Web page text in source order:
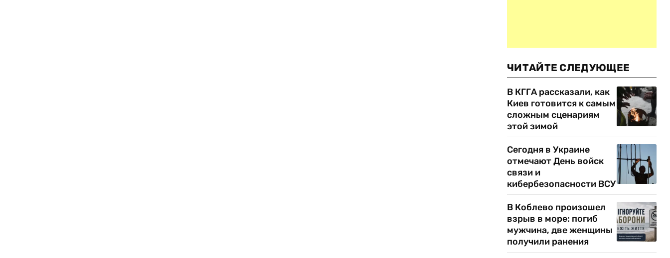
ЧИТАЙТЕ СЛЕДУЮЩЕЕ
В КГГА рассказали, как
Киев готовится к самым
сложным сценариям
этой зимой
Сегодня в Украине
отмечают День войск
связи и
кибербезопасности ВСУ
В Коблево произошел
взрыв в море: погиб
мужчина, две женщины
получили ранения